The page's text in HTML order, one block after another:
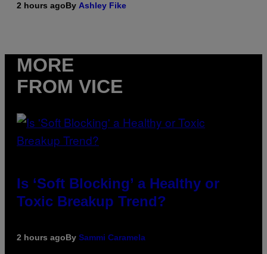
2 hours agoBy Ashley Fike
MORE
FROM VICE
Is ‘Soft Blocking’ a Healthy or
Toxic Breakup Trend?
2 hours agoBy Sammi Caramela